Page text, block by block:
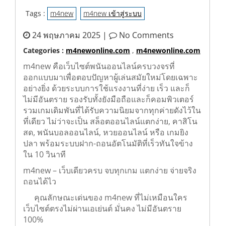
Tags : m4new m4new เข้าสู่ระบบ
24 พฤษภาคม 2025 | No Comments
Categories : m4newonline.com , m4newonline.com
m4new คือเว็บไซต์พนันออนไลน์ครบวงจรที่
ออกแบบมาเพื่อตอบปัญหาผู้เล่นสมัยใหม่โดยเฉพาะ
อย่างยิ่ง ด้วยระบบการใช้แรงงานที่ง่าย เร็ว และก็
ไม่มีอันตราย รองรับทั้งยังมือถือและก็คอมพิวเตอร์
รวมเกมเดิมพันที่ได้รับความนิยมจากทุกค่ายดังไว้ใน
ที่เดียว ไม่ว่าจะเป็น สล็อตออนไลน์แตกง่าย, คาสิโน
สด, พนันบอลออนไลน์, หวยออนไลน์ หรือ เกมยิง
ปลา พร้อมระบบฝาก-ถอนอัตโนมัติที่เร็วทันใจข้าง
ใน 10 วินาที
m4new – เว็บเดียวครบ จบทุกเกม แตกง่าย จ่ายจริง
ถอนได้ไว
คุณลักษณะเด่นของ m4new ที่ไม่เหมือนใคร
เว็บไซต์ตรงไม่ผ่านเอเย่นต์ มั่นคง ไม่มีอันตราย
100%